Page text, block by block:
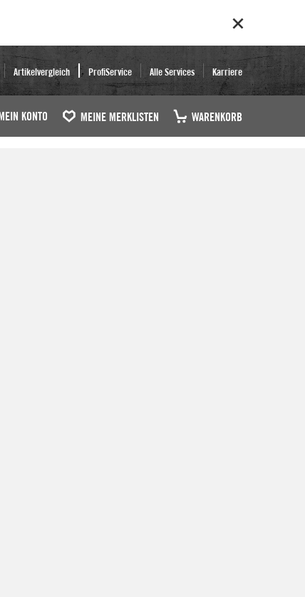
Artikelvergleich ProfiService Alle Services Karriere
KONTO MEINE MERKLISTEN WARENKORB